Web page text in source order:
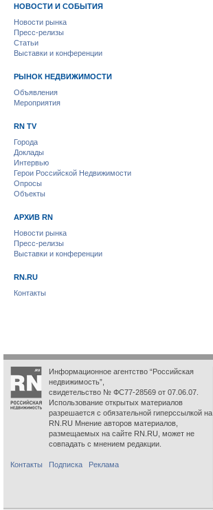
НОВОСТИ И СОБЫТИЯ
Новости рынка
Пресс-релизы
Статьи
Выставки и конференции
РЫНОК НЕДВИЖИМОСТИ
Объявления
Мероприятия
RN TV
Города
Доклады
Интервью
Герои Российской Недвижимости
Опросы
Объекты
АРХИВ RN
Новости рынка
Пресс-релизы
Выставки и конференции
RN.RU
Контакты
Информационное агентство “Российская
недвижимость”,
свидетельство № ФС77-28569 от 07.06.07.
Использование открытых материалов
разрешается с обязательной гиперссылкой на
RN.RU Мнение авторов материалов,
размещаемых на сайте RN.RU, может не
совпадать с мнением редакции.
Контакты Подписка Реклама